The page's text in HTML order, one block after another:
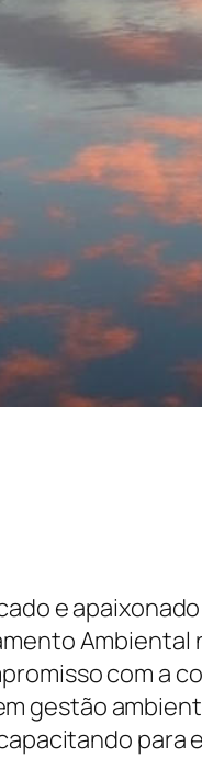
e
com a
gestão